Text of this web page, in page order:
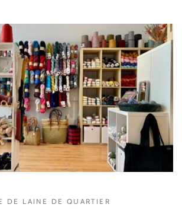
DE LAINE DE QUARTIER